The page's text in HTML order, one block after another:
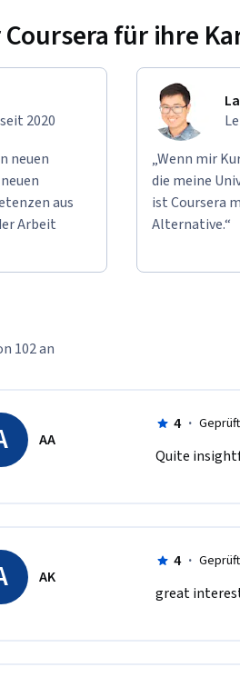
für ihre
2020
neuen
aus
Arbeit
„Wenn mir
die meine
ist Coursera
Alternative.“
102 an
AA
4 ·
Quite
AK
4 ·
great